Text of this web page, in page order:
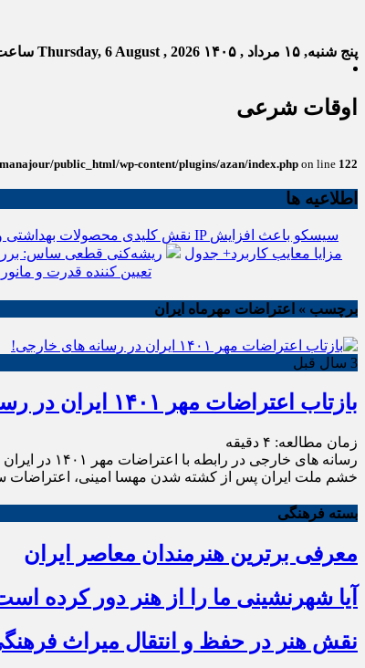
پنج شنبه, ۱۵ مرداد , ۱۴۰۵ Thursday, 6 August , 2026
اوقات شرعی
public_html/wp-content/plugins/azan/index.phpon line 122
اطلاعیه ها
نقش کلیدی محصولات بهداشتی
انواع باتری یو پی اس(ups)+مزایا معایب کاربرد+ جدول ریشه‌کنی قطعی ساس:
تعیین کننده قدرت و مانور
برچسب » اعتراضات مهرماه ایران
3 سال قبل
بازتاب اعتراضات مهر ۱۴۰۱ ایران در رسانه های خارجی!
زمان مطالعه: ۴ دقیقه
خشم ملت ایران پس از کشته شدن مهسا امینی،
بسته فرهنگی
معرفی برترین هنرمندان معاصر ایران
آیا شهرنشینی ما را از هنر دور کرده
نقش هنر در حفظ و انتقال میراث